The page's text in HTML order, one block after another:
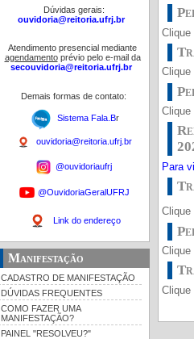
Dúvidas gerais:
ouvidoria@reitoria.ufrj.br
Atendimento presencial mediante
agendamentoprévio pelo e-mail da
secouvidoria@reitoria.ufrj.br
Demais formas de contato:
Sistema Fala.Br
ouvidoria@reitoria.ufrj.br
@ouvidoriaufrj
@OuvidoriaGeralUFRJ
Link do endereço
Manifestação
CADASTRO DE MANIFESTAÇÃO
DÚVIDAS FREQUENTES
COMO FAZER UMA
MANIFESTAÇÃO?
PAINEL "RESOLVEU?"
Clique
Clique
Clique
Para
Clique
Clique
Clique